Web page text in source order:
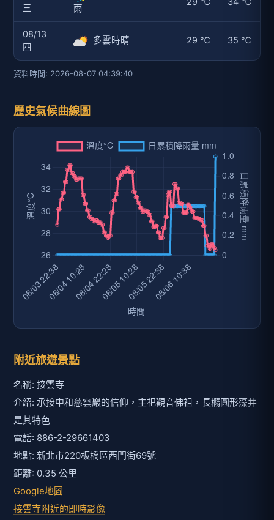
三
雨
08/13
四
多雲時晴 29 ℃ 35 ℃
資料時間: 2026-08-07 04:39:40
歷史氣候曲線圖
附近旅遊景點
名稱: 接雲寺
介紹: 承接中和慈雲巖的信仰，主祀觀音佛祖，長橢圓形藻井
是其特色
電話: 886-2-29661403
地點: 新北市220板橋區西門街69號
距離: 0.35 公里
Google地圖
接雲寺附近的即時影像